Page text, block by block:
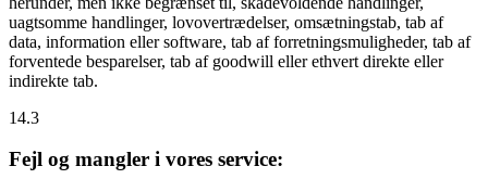
uagtsomme handlinger, lovovertrædelser, omsætningstab, tab af
data, information eller software, tab af forretningsmuligheder, tab af
forventede besparelser, tab af goodwill eller ethvert direkte eller
indirekte tab.
14.3
Fejl og mangler i vores service: